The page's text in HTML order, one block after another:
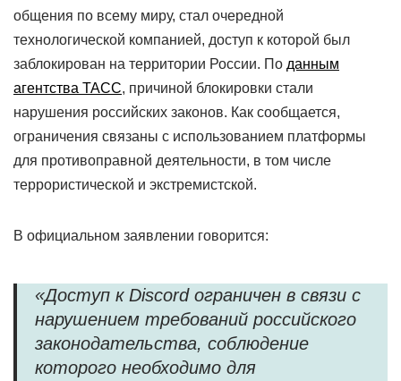
общения по всему миру, стал очередной
технологической компанией, доступ к которой был
заблокирован на территории России. По данным
агентства ТАСС, причиной блокировки стали
нарушения российских законов. Как сообщается,
ограничения связаны с использованием платформы
для противоправной деятельности, в том числе
террористической и экстремистской.
В официальном заявлении говорится:
«Доступ к Discord ограничен в связи с
нарушением требований российского
законодательства, соблюдение
которого необходимо для